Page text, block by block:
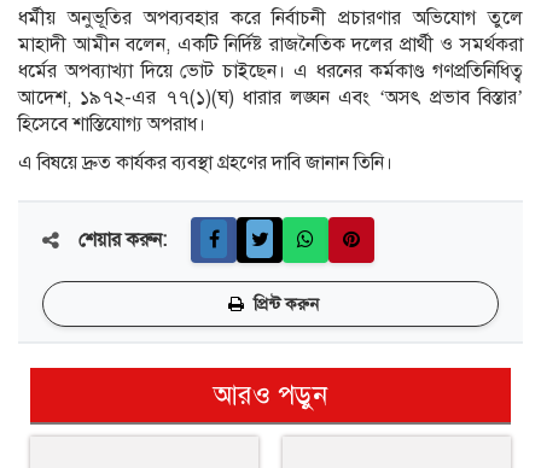
ধর্মীয় অনুভূতির অপব্যবহার করে নির্বাচনী প্রচারণার অভিযোগ তুলে
মাহাদী আমীন বলেন, একটি নির্দিষ্ট রাজনৈতিক দলের প্রার্থী ও সমর্থকরা
ধর্মের অপব্যাখ্যা দিয়ে ভোট চাইছেন। এ ধরনের কর্মকাণ্ড গণপ্রতিনিধিত্ব
আদেশ, ১৯৭২-এর ৭৭(১)(ঘ) ধারার লঙ্ঘন এবং ‘অসৎ প্রভাব বিস্তার’
হিসেবে শাস্তিযোগ্য অপরাধ।
এ বিষয়ে দ্রুত কার্যকর ব্যবস্থা গ্রহণের দাবি জানান তিনি।
শেয়ার করুন:
প্রিন্ট করুন
আরও পড়ুন